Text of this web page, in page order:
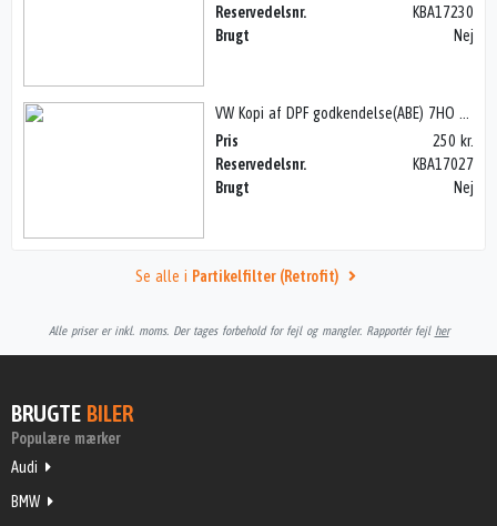
Reservedelsnr.
KBA17230
Brugt
Nej
Pris
250 kr.
Reservedelsnr.
KBA17027
Brugt
Nej
Se alle i Partikelfilter (Retrofit)
Alle priser er inkl. moms. Der tages forbehold for fejl og mangler. Rapportér fejl her
BRUGTE BILER
Populære mærker
Audi
BMW